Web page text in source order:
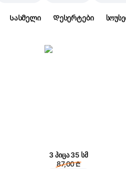
Სასმელი Დესერტები
3 პიცა 35 სმ
87,00 ₾